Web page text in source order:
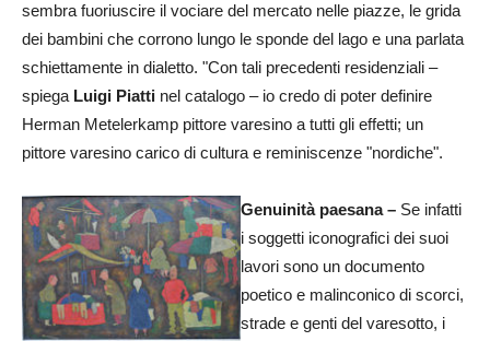
sembra fuoriuscire il vociare del mercato nelle piazze, le grida
dei bambini che corrono lungo le sponde del lago e una parlata
schiettamente in dialetto. "Con tali precedenti residenziali –
spiega Luigi Piatti nel catalogo – io credo di poter definire
Herman Metelerkamp pittore varesino a tutti gli effetti; un
pittore varesino carico di cultura e reminiscenze "nordiche".
Genuinità paesana – Se infatti
i soggetti iconografici dei suoi
lavori sono un documento
poetico e malinconico di scorci,
strade e genti del varesotto, i